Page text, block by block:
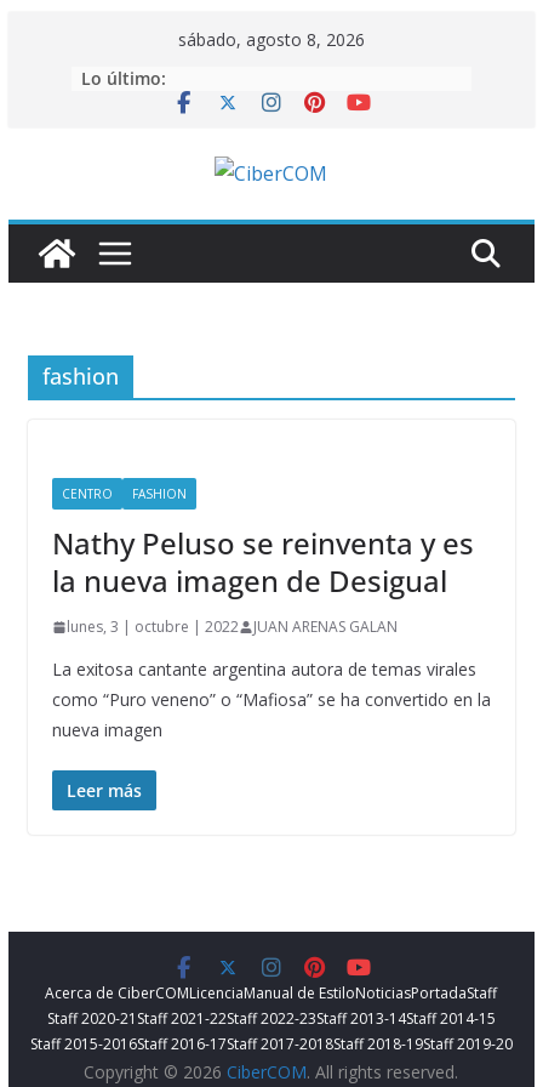
sábado, agosto 8, 2026
Lo último:
fashion
CENTRO FASHION
Nathy Peluso se reinventa y es
la nueva imagen de Desigual
lunes, 3 | octubre | 2022 JUAN ARENAS GALAN
La exitosa cantante argentina autora de temas virales
como “Puro veneno” o “Mafiosa” se ha convertido en la
nueva imagen
Leer más
Acerca de CiberCOMLicenciaManual de EstiloNoticiasPortadaStaff
Staff 2020-21 Staff 2021-22Staff 2022-23Staff 2013-14Staff 2014-15
Staff 2015-2016Staff 2016-17Staff 2017-2018Staff 2018-19Staff 2019-20
Copyright © 2026 CiberCOM. All rights reserved.